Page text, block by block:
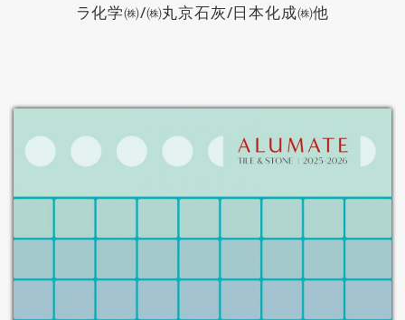
ラ化学㈱/㈱丸京石灰/日本化成㈱他